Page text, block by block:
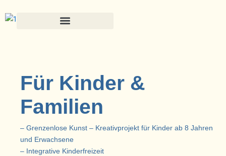
Inhalt
Für Kinder &
Familien
– Grenzenlose Kunst – Kreativprojekt für Kinder ab 8 Jahren
und Erwachsene
– Integrative Kinderfreizeit